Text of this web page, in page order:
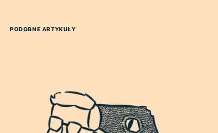
PODOBNE ARTYKUŁY